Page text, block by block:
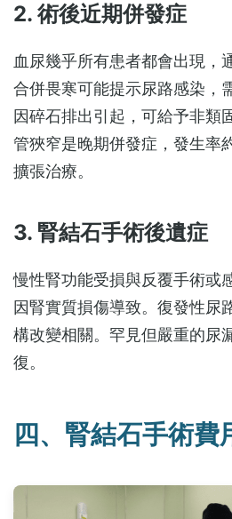
2. 術後近期併發症
血尿幾乎所有患者都會出現，
合併畏寒可能提示尿路感染，
因碎石排出引起，可給予非類
管狹窄是晚期併發症，發生率
擴張治療。
3. 腎結石手術後遺症
慢性腎功能受損與反覆手術或
因腎實質損傷導致。復發性尿
構改變相關。罕見但嚴重的尿
復。
四、腎結石手術費